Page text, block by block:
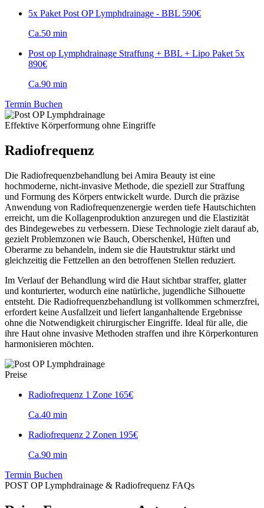
5x Paket Post OP Lymphdrainage - BBL 590€
Ca.50 min
Post op Lymphdrainage Straffung + BBL + Lipo Paket 5x
890€
Ca.90 min
Termin Buchen
Effektive Körperformung ohne Eingriffe
Radiofrequenz
Die Radiofrequenzbehandlung bei Amira Beauty ist eine
hochmoderne, nicht-invasive Methode, die speziell zur Straffung
und Formung des Körpers entwickelt wurde. Durch die präzise
Anwendung von Radiofrequenzenergie werden tiefe Hautschichten
erreicht, um die Kollagenproduktion anzuregen und die Elastizität
des Bindegewebes zu verbessern. Diese Technologie zielt darauf ab,
gezielt Problemzonen wie Bauch, Oberschenkel, Hüften und
Oberarme zu behandeln, indem sie die Hautstruktur stärkt und
gleichzeitig die Fettzellen an den betroffenen Stellen reduziert.
Im Verlauf der Behandlung wird die Haut sichtbar straffer, glatter
und konturierter, wodurch eine natürliche, jugendliche Silhouette
entsteht. Die Radiofrequenzbehandlung ist vollkommen schmerzfrei,
erfordert keine Ausfallzeit und liefert langanhaltende Ergebnisse
ohne die Notwendigkeit chirurgischer Eingriffe. Ideal für alle, die
ihre Haut ohne invasive Methoden straffen und ihre Körperkonturen
harmonisieren möchten.
Preise
Radiofrequenz 1 Zone 165€
Ca.40 min
Radiofrequenz 2 Zonen 195€
Ca.90 min
Termin Buchen
POST OP Lymphdrainage & Radiofrequenz FAQs